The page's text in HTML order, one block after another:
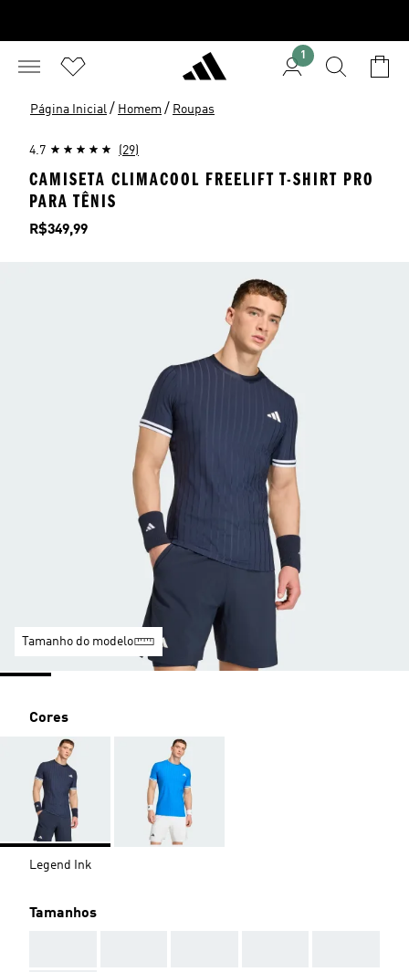
1
Página Inicial / Homem / Roupas
4.7 (29)
CAMISETA CLIMACOOL FREELIFT T-SHIRT PRO
PARA TÊNIS
Preço
R$349,99
Tamanho do modelo
Cores
Legend Ink
Tamanhos